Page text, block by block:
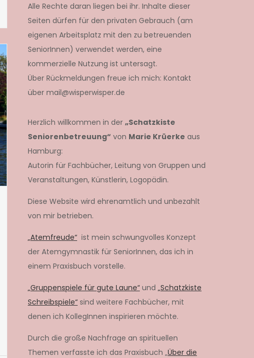
Alle Rechte daran liegen bei ihr. Inhalte dieser
Seiten dürfen für den privaten Gebrauch (am
eigenen Arbeitsplatz mit den zu betreuenden
SeniorInnen) verwendet werden, eine
kommerzielle Nutzung ist untersagt.
Über Rückmeldungen freue ich mich: Kontakt
über mail@wisperwisper.de
Herzlich willkommen in der „Schatzkiste
Seniorenbetreuung“ von Marie Krüerke aus
Hamburg:
Autorin für Fachbücher, Leitung von Gruppen und
Veranstaltungen, Künstlerin, Logopädin.
Diese Website wird ehrenamtlich und unbezahlt
von mir betrieben.
„Atemfreude“ ist mein schwungvolles Konzept
der Atemgymnastik für SeniorInnen, das ich in
einem Praxisbuch vorstelle.
„Gruppenspiele für gute Laune“ und „Schatzkiste
Schreibspiele“ sind weitere Fachbücher, mit
denen ich KollegInnen inspirieren möchte.
Durch die große Nachfrage an spirituellen
Themen verfasste ich das Praxisbuch „Über die